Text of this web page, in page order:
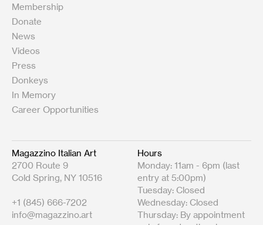
Membership
Donate
News
Videos
Press
Donkeys
In Memory
Career Opportunities
Magazzino Italian Art
2700 Route 9
Cold Spring, NY 10516
+1 (845) 666-7202
info@magazzino.art
Hours
Monday: 11am - 6pm (last
entry at 5:00pm)
Tuesday: Closed
Wednesday: Closed
Thursday: By appointment